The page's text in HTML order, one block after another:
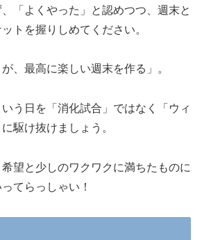
「よくやった」と認めつつ、週末と
トを握りしめてください。
、最高に楽しい週末を作る」。
う日を「消化試合」ではなく「ウィ
駆け抜けましょう。
望と少しのワクワクに満ちたものに
てらっしゃい！